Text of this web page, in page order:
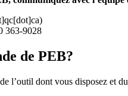
)
363-9028
de PEB?
l’outil dont vous disposez et